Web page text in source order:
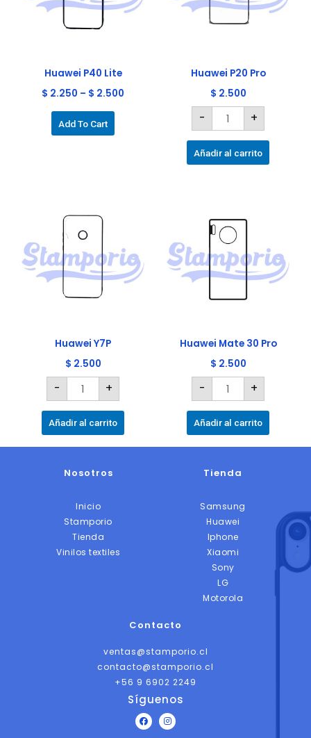
Huawei P40 Lite
$ 2.250 – $ 2.500
Add To Cart
Las
elegir
en
de
Huawei P20 Pro
$ 2.500
- +
Añadir al carrito
Huawei Y7P
$ 2.500
-
cantidad
+
Añadir al carrito
Huawei Mate 30 Pro
$ 2.500
-
30
Pro
cantidad
+
Añadir al carrito
Nosotros
Inicio
Stamporio
Tienda
Vinilos textiles
Tienda
Samsung
Huawei
Iphone
Xiaomi
Sony
LG
Motorola
Contacto
ventas@stamporio.cl
contacto@stamporio.cl
+56 9 6902 2249
Síguenos
F
a
I
n